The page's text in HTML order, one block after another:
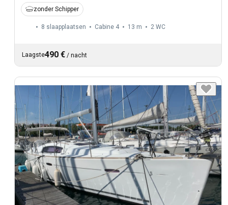
zonder Schipper
8 slaapplaatsen Cabine 4 13 m 2 WC
Laagste490 € / nacht